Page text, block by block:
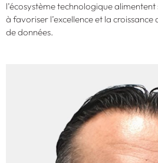
l’écosystème technologique
à favoriser l’excellence et la croissance
de données.